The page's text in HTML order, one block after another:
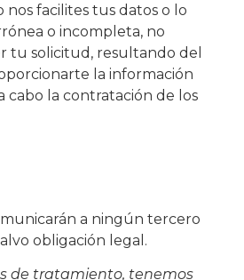
nos facilites tus datos o lo
o incompleta, no
tu solicitud, resultando del
la información
cabo la contratación de los
a ningún tercero
obligación legal.
de tratamiento, tenemos